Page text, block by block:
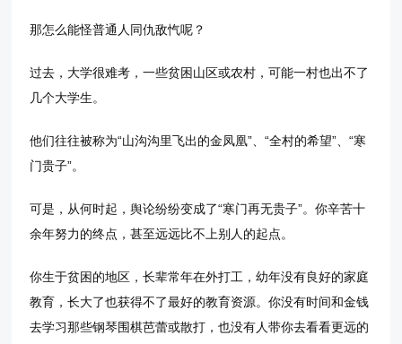
那怎么能怪普通人同仇敌忾呢？
过去，大学很难考，一些贫困山区或农村，可能一村也出不了
几个大学生。
他们往往被称为“山沟沟里飞出的金凤凰”、“全村的希望”、“寒
门贵子”。
可是，从何时起，舆论纷纷变成了“寒门再无贵子”。你辛苦十
余年努力的终点，甚至远远比不上别人的起点。
你生于贫困的地区，长辈常年在外打工，幼年没有良好的家庭
教育，长大了也获得不了最好的教育资源。你没有时间和金钱
去学习那些钢琴围棋芭蕾或散打，也没有人带你去看看更远的